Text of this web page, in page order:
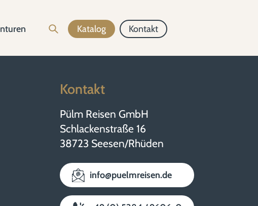
Katalog Kontakt
Kontakt
Pülm Reisen GmbH
Schlackenstraße 16
38723 Seesen/Rhüden
info@puelmreisen.de